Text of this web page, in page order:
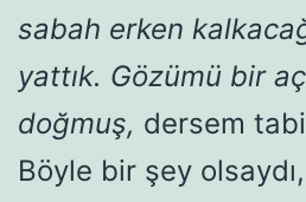
sabah erken
yattık. Gözümü bir
doğmuş, dersem
Böyle bir şey